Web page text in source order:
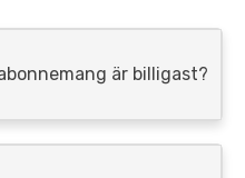
är billigast?